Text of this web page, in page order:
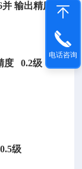
输出精度 0.
度 0.2级
级
电话咨询